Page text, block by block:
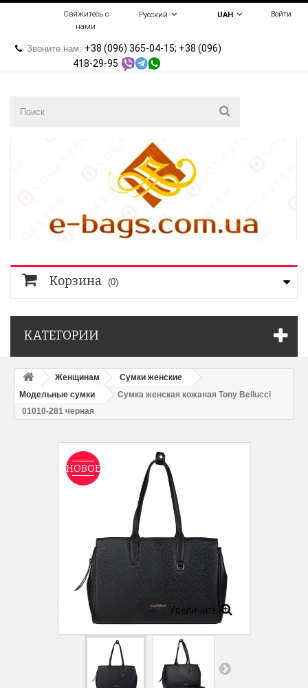
Войти
UAH
Русский
Свяжитесь с
нами
Звоните нам: +38 (096) 365-04-15; +38 (096)
418-29-95
Корзина (0)
КАТЕГОРИИ
Женщинам
Сумки женские
Модельные сумки
Сумка женская кожаная Tony Bellucci
01010-281 черная
НОВОЕ
Увеличить